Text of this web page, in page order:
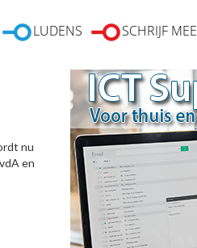
LUDENS SCHRIJF MEE
nu
en